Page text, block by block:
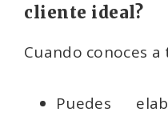
cliente ideal?
Cuando conoces
Puedes